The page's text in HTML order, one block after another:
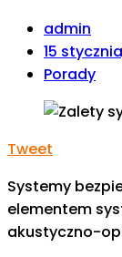
admin
15
Porady
Tweet
Systemy
elementem
akustyczno-